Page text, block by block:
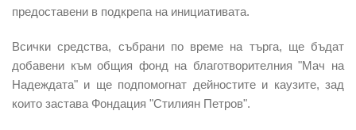
предоставени в подкрепа на инициативата.
Всички средства, събрани по време на търга, ще бъдат
добавени към общия фонд на благотворителния "Мач на
Надеждата" и ще подпомогнат дейностите и каузите, зад
които застава Фондация "Стилиян Петров".